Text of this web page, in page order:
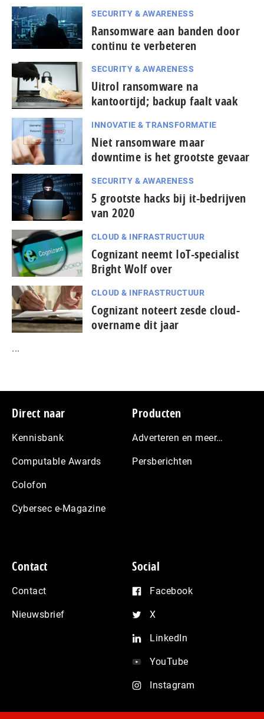
SECURITY & AWARENESS
Ransomware aan banden door
continu te verbeteren
SECURITY & AWARENESS
Uitrol ransomware na
kantoortijd; backup faalt vaak
INNOVATIE & TRANSFORMATIE
Niet ransomware maar
downtime is het grootste gevaar
SECURITY & AWARENESS
5 grootste hacks bij it-bedrijven
van 2020
CLOUD & INFRASTRUCTUUR
Cognizant neemt IoT-specialist
Bright Wolf over
CLOUD & INFRASTRUCTUUR
Cognizant noteert zesde cloud-
overname dit jaar
...
Footer
Direct naar
Kennisbank
Computable Awards
Colofon
Cybersec e-Magazine
Producten
Adverteren en meer…
Persberichten
Contact
Contact
Nieuwsbrief
Social
Facebook
X
LinkedIn
YouTube
Instagram